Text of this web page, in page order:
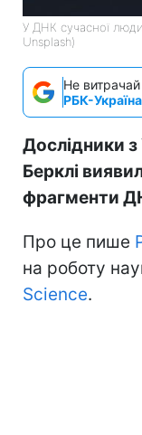
У ДНК сучасної
Unsplash)
Не
РБК-
Дослідники з
Берклі
фрагменти
Про це пише
на роботу
Science.